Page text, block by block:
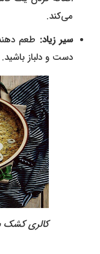
می‌کند.
سیر زیاد:طعم دهنده
دست و دلباز باشید.
کالری کشک